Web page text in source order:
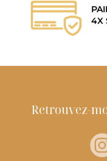
4X
Retrouvez-